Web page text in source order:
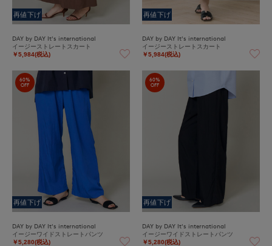
再値下げ
DAY by DAY It's international
イージーストレートスカート
￥5,984(税込)
再値下げ
DAY by DAY It's international
イージーストレートスカート
￥5,984(税込)
60%
OFF
再値下げ
DAY by DAY It's international
イージーワイドストレートパンツ
￥5,280(税込)
60%
OFF
再値下げ
DAY by DAY It's international
イージーワイドストレートパンツ
￥5,280(税込)